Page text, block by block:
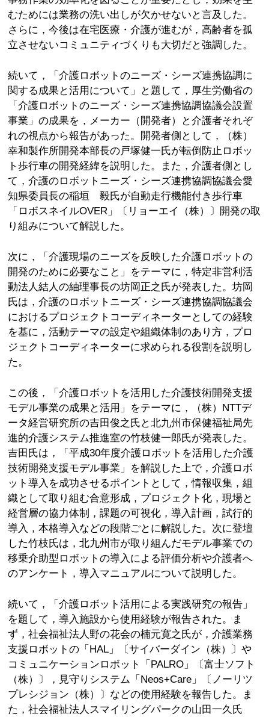
むためには業務の洗い出しが欠かせないと言及した。
さらに，今後は在宅医療・介護が進むが，高齢者を孤
立させないコミュニティづくりも大切だと強調した。
続いて，「介護ロボットのニーズ・シーズ連携協調に
関する成果と活用について」と題して，厚生労働省の
「介護ロボットのニーズ・シーズ連携協調協議会設置
事業」の成果を，メーカー（開発者）と介護者それぞ
れの視点から報告があった。開発者側として，（株）
幸和製作所開発本部長の戸塚健一氏が転倒防止ロボッ
ト歩行車の開発経緯を説明した。また，介護者側とし
て，介護のロボットニーズ・シーズ連携協調協議会愛
知県委員長の稲垣 毅氏が自動走行機能付き歩行車
「ロボスネイルOVER」〔リョーエイ（株）〕開発の取
り組みについて解説した。
次に，「介護現場のニーズを反映した介護ロボットの
開発のために必要なこと」をテーマに，特定非営利活
動法人結人の紬理事長の坊岡正之氏が発表した。坊岡
氏は，介護のロボットニーズ・シーズ連携協調協議会
におけるプロジェクトコーディネーターとしての経験
を基に，活動テーマの設定や組織体制のあり方，プロ
ジェクトコーディネーターに求められる役割を説明し
た。
この後，「介護ロボットを活用した介護技術開発支援
モデル事業の成果と活用」をテーマに，（株）NTTデ
ータ経営研究所の吉田俊之氏と北九州市保健福祉局先
進的介護システム推進室の竹枝健一郎氏が発表した。
吉田氏は，「平成30年度介護ロボットを活用した介護
技術開発支援モデル事業」を解説した上で，介護ロボ
ット導入を成功させるポイントとして，情報収集，組
織として取り組む合意形成，プロジェクト化，現場と
経営層の協力体制，課題の可視化，導入計画，試行的
導入，本格導入などの段階ごとに解説した。次に登壇
した竹枝氏は，北九州市が取り組んだモデル事業での
移乗介助型ロボットの導入による評価分析や介護者へ
のアンケート，導入マニュアルについて説明した。
続いて，「介護ロボット活用による実践研究の報告」
を題して，導入施設から使用経験が報告された。ま
ず，社会福祉法人野の花会の楠元寛之氏が，介護業務
支援ロボットの「HAL」〔サイバーダイン（株）〕や
コミュニケーションロボット「PALRO」〔富士ソフト
（株）〕，見守りシステム「Neos+Care」〔ノーリツ
プレシジョン（株）〕などの使用経験を報告した。ま
た，社会福祉法人スマイリングパークの山田一久氏